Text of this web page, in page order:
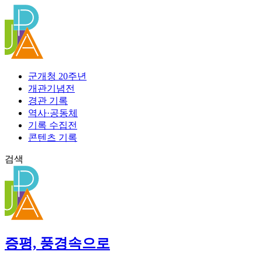
텐
로
건
군개청 20주년
개관기념전
경관 기록
역사·공동체
기록 수집전
콘텐츠 기록
검색
증평, 풍경속으로